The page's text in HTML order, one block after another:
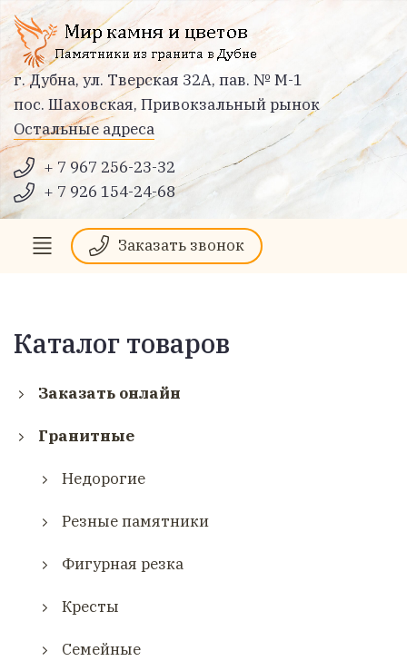
г. Дубна, ул. Тверская 32А, пав. № М-1
пос. Шаховская, Привокзальный рынок
Остальные адреса
+ 7 967 256-23-32
+ 7 926 154-24-68
Заказать звонок
Каталог товаров
Заказать онлайн
Гранитные
Недорогие
Резные памятники
Фигурная резка
Кресты
Семейные